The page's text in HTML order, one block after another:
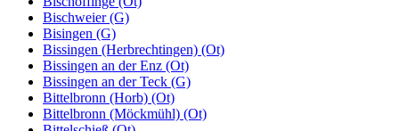
Bischweier (G)
Bisingen (G)
Bissingen (Herbrechtingen) (Ot)
Bissingen an der Enz (Ot)
Bissingen an der Teck (G)
Bittelbronn (Horb) (Ot)
Bittelbronn (Möckmühl) (Ot)